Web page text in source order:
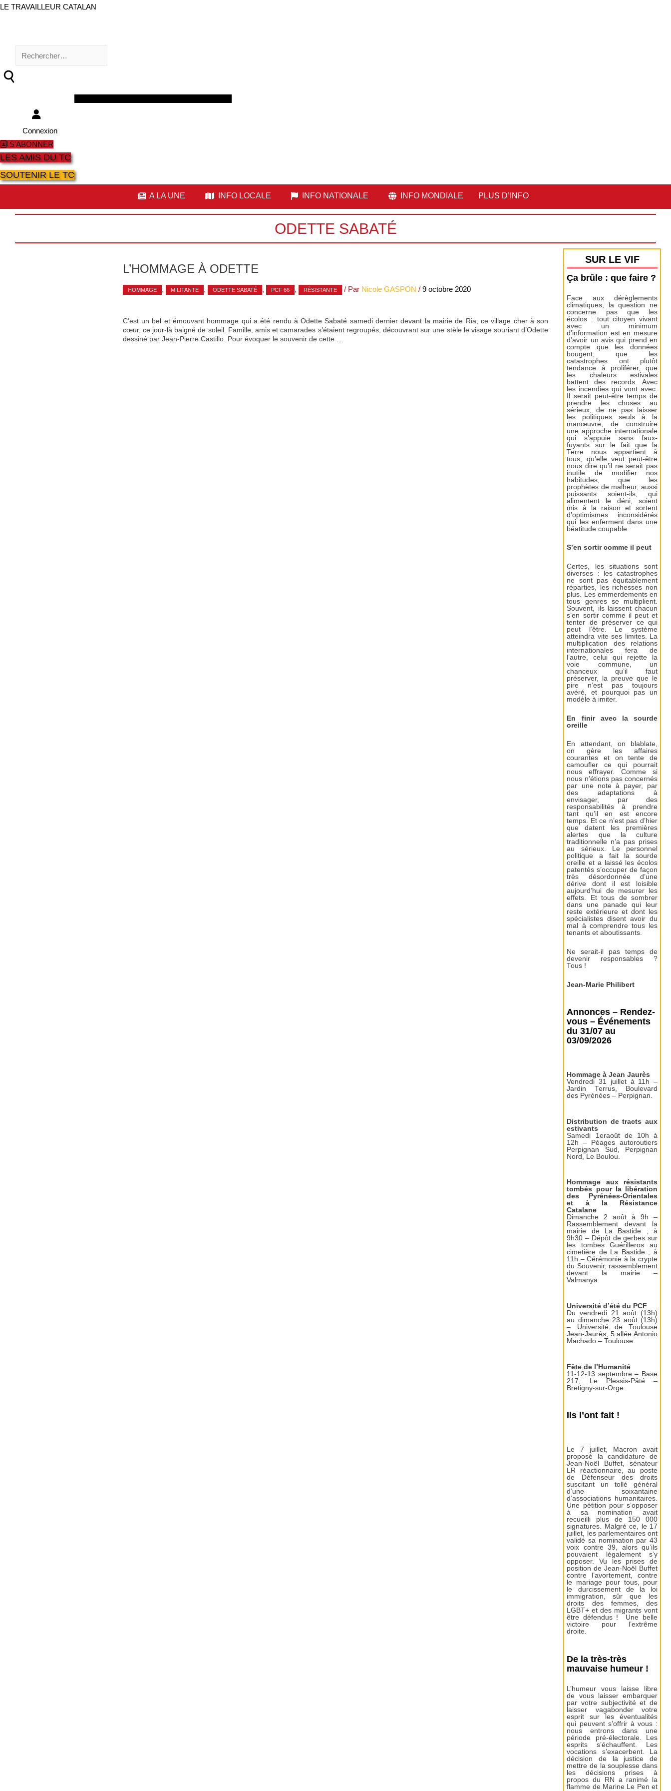
LE TRAVAILLEUR CATALAN
Rechercher :
Connexion
S'ABONNER
LES AMIS DU TC
SOUTENIR LE TC
A LA UNE INFO LOCALE INFO NATIONALE INFO MONDIALE PLUS D’INFO
ODETTE SABATÉ
L’HOMMAGE À ODETTE
HOMMAGE , MILITANTE , ODETTE SABATÉ , PCF 66 , RÉSISTANTE / Par Nicole GASPON / 9 octobre 2020
C’est un bel et émouvant hommage qui a été rendu à Odette Sabaté samedi dernier devant la mairie de Ria, ce village cher à son
cœur, ce jour-là baigné de soleil. Famille, amis et camarades s’étaient regroupés, découvrant sur une stèle le visage souriant d’Odette
dessiné par Jean-Pierre Castillo. Pour évoquer le souvenir de cette …
SUR LE VIF
Ça brûle : que faire ?
Face aux dérèglements
climatiques, la question ne
concerne pas que les
écolos : tout citoyen vivant
avec un minimum
d’information est en mesure
d’avoir un avis qui prend en
compte que les données
bougent, que les
catastrophes ont plutôt
tendance à proliférer, que
les chaleurs estivales
battent des records. Avec
les incendies qui vont avec.
Il serait peut-être temps de
prendre les choses au
sérieux, de ne pas laisser
les politiques seuls à la
manœuvre, de construire
une approche internationale
qui s’appuie sans faux-
fuyants sur le fait que la
Terre nous appartient à
tous, qu’elle veut peut-être
nous dire qu’il ne serait pas
inutile de modifier nos
habitudes, que les
prophètes de malheur, aussi
puissants soient-ils, qui
alimentent le déni, soient
mis à la raison et sortent
d’optimismes inconsidérés
qui les enferment dans une
béatitude coupable.
S’en sortir comme il peut
Certes, les situations sont
diverses : les catastrophes
ne sont pas équitablement
réparties, les richesses non
plus. Les emmerdements en
tous genres se multiplient.
Souvent, ils laissent chacun
s’en sortir comme il peut et
tenter de préserver ce qui
peut l’être. Le système
atteindra vite ses limites. La
multiplication des relations
internationales fera de
l’autre, celui qui rejette la
voie commune, un
chanceux qu’il faut
préserver, la preuve que le
pire n’est pas toujours
avéré, et pourquoi pas un
modèle à imiter.
En finir avec la sourde
oreille
En attendant, on blablate,
on gère les affaires
courantes et on tente de
camoufler ce qui pourrait
nous effrayer. Comme si
nous n’étions pas concernés
par une note à payer, par
des adaptations à
envisager, par des
responsabilités à prendre
tant qu’il en est encore
temps. Et ce n’est pas d’hier
que datent les premières
alertes que la culture
traditionnelle n’a pas prises
au sérieux. Le personnel
politique a fait la sourde
oreille et a laissé les écolos
patentés s’occuper de façon
très désordonnée d’une
dérive dont il est loisible
aujourd’hui de mesurer les
effets. Et tous de sombrer
dans une panade qui leur
reste extérieure et dont les
spécialistes disent avoir du
mal à comprendre tous les
tenants et aboutissants.
Ne serait-il pas temps de
devenir responsables ?
Tous !
Jean-Marie Philibert
Annonces – Rendez-
vous – Événements
du 31/07 au
03/09/2026
Hommage à Jean Jaurès
Vendredi 31 juillet à 11h –
Jardin Terrus, Boulevard
des Pyrénées – Perpignan.
Distribution de tracts aux
estivants
Samedi 1eraoût de 10h à
12h – Péages autoroutiers
Perpignan Sud, Perpignan
Nord, Le Boulou.
Hommage aux résistants
tombés pour la libération
des Pyrénées-Orientales
et à la Résistance
Catalane
Dimanche 2 août à 9h –
Rassemblement devant la
mairie de La Bastide ; à
9h30 – Dépôt de gerbes sur
les tombes Guérilleros au
cimetière de La Bastide ; à
11h – Cérémonie à la crypte
du Souvenir, rassemblement
devant la mairie –
Valmanya.
Université d’été du PCF
Du vendredi 21 août (13h)
au dimanche 23 août (13h)
– Université de Toulouse
Jean-Jaurès, 5 allée Antonio
Machado – Toulouse.
Fête de l’Humanité
11-12-13 septembre – Base
217, Le Plessis-Pâté –
Bretigny-sur-Orge.
Ils l’ont fait !
Le 7 juillet, Macron avait
proposé la candidature de
Jean-Noël Buffet, sénateur
LR réactionnaire, au poste
de Défenseur des droits
suscitant un tollé général
d’une soixantaine
d’associations humanitaires.
Une pétition pour s’opposer
à sa nomination avait
recueilli plus de 150 000
signatures. Malgré ce, le 17
juillet, les parlementaires ont
validé sa nomination par 43
voix contre 39, alors qu’ils
pouvaient légalement s’y
opposer. Vu les prises de
position de Jean-Noël Buffet
contre l’avortement, contre
le mariage pour tous, pour
le durcissement de la loi
immigration, sûr que les
droits des femmes, des
LGBT+ et des migrants vont
être défendus ! Une belle
victoire pour l’extrême
droite.
De la très-très
mauvaise humeur !
L’humeur vous laisse libre
de vous laisser embarquer
par votre subjectivité et de
laisser vagabonder votre
esprit sur les éventualités
qui peuvent s’offrir à vous :
nous entrons dans une
période pré-électorale. Les
esprits s’échauffent. Les
vocations s’exacerbent. La
décision de la justice de
mettre de la souplesse dans
les décisions prises à
propos du RN a ranimé la
flamme de Marine Le Pen et